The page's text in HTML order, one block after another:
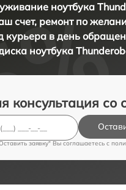
ноутбука
счет, ремонт по
курьера в день
ноутбука
консультация со
заявку" Вы соглашаетесь c